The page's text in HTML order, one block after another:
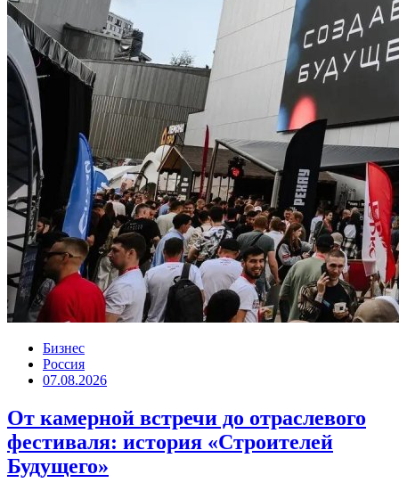
Бизнес
Россия
07.08.2026
От камерной встречи до отраслевого
фестиваля: история «Строителей
Будущего»